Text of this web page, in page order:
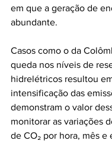
em que a geração de
abundante.
Casos como o da
queda nos níveis de
hidrelétricos resultou
intensificação das
demonstram o valor
monitorar as variações
de CO₂ por hora, mês e